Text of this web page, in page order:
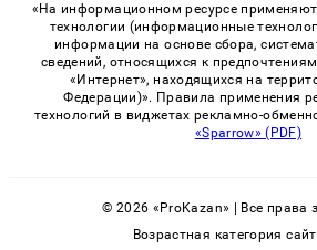
«На информационном ресурсе
технологии (информационные
информации на основе сбора,
сведений, относящихся к
«Интернет», находящихся на
Федерации)». Правила применения
технологий в виджетах рекламно-
«Sparrow» (PDF)
© 2026 «ProKazan» | Все права
Возрастная категория